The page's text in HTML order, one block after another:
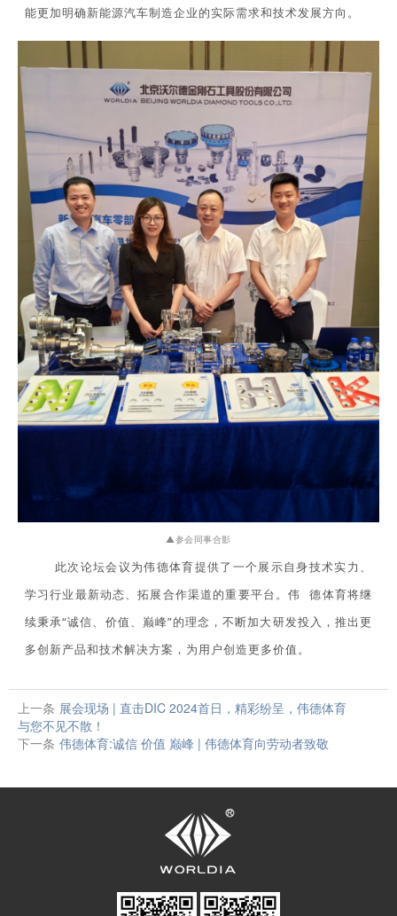
能更加明确新能源汽车制造企业的实际需求和技术发展方向。
▲参会同事合影
此次论坛会议为伟德体育提供了 一个展示自身技术实力、
学习行业最新动态、拓展合作渠道的重要平台。伟德体育将继
续秉承“诚信、价值、巅峰”的理念，不断加大研发投入，推出更
多创新产品和技术解决方案，为用户创造更多价值。
上一条 展会现场 | 直击DIC 2024首日，精彩纷呈，伟德体育
与您不见不散！
下一条 伟德体育:诚信 价值 巅峰 | 伟德体育向劳动者致敬